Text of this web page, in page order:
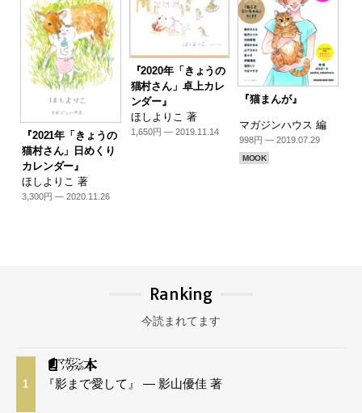
『2021年「きょうの
猫村さん」日めくり
カレンダー』
ほしよりこ 著
3,300円 — 2020.11.26
『2020年「きょうの
猫村さん」卓上カレ
ンダー』
ほしよりこ 著
1,650円 — 2019.11.14
『猫まんが』
マガジンハウス 編
998円 — 2019.07.29
MOOK
Ranking
今読まれてます
1 『影まで愛して』 — 影山優佳 著